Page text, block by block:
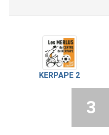
KERPAPE 2
3